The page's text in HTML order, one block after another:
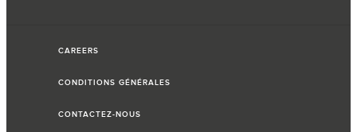
CAREERS
CONDITIONS GÉNÉRALES
CONTACTEZ-NOUS